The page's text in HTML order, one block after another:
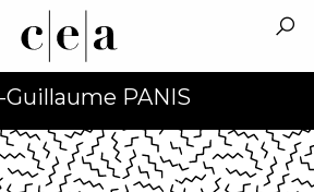
Guillaume PANIS